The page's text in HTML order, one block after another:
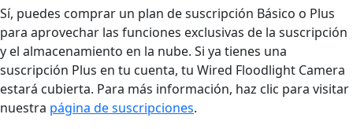
Sí, puedes comprar un plan de suscripción Básico o Plus
para aprovechar las funciones exclusivas de la suscripción
y el almacenamiento en la nube. Si ya tienes una
suscripción Plus en tu cuenta, tu Wired Floodlight Camera
estará cubierta. Para más información, haz clic para visitar
nuestra página de suscripciones.